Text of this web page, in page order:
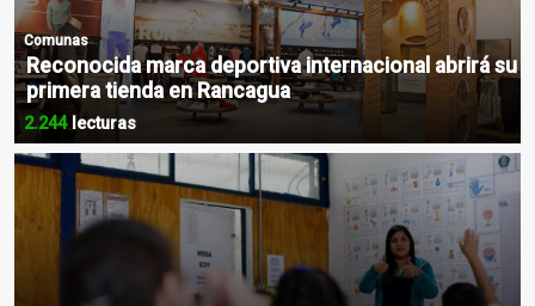
Comunas
Reconocida marca deportiva internacional abrirá su
primera tienda en Rancagua
2.244lecturas